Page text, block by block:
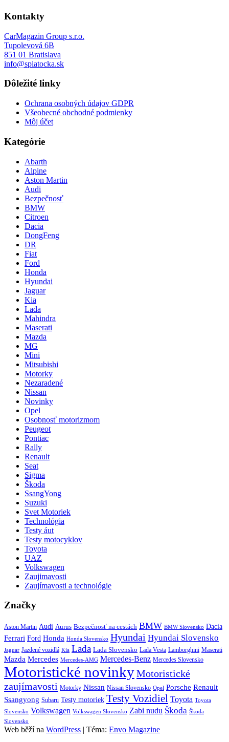
Kontakty
CarMagazin Group s.r.o.
Tupolevová 6B
851 01 Bratislava
info@spiatocka.sk
Dôležité linky
Ochrana osobných údajov GDPR
Všeobecné obchodné podmienky
Môj účet
Kategórie
Abarth
Alpine
Aston Martin
Audi
Bezpečnosť
BMW
Citroen
Dacia
DongFeng
DR
Fiat
Ford
Honda
Hyundai
Jaguar
Kia
Lada
Mahindra
Maserati
Mazda
MG
Mini
Mitsubishi
Motorky
Nezaradené
Nissan
Novinky
Opel
Osobnosť motorizmom
Peugeot
Pontiac
Rally
Renault
Seat
Sigma
Škoda
SsangYong
Suzuki
Svet Motoriek
Technológia
Testy áut
Testy motocyklov
Toyota
UAZ
Volkswagen
Zaujimavosti
Zaujímavosti a technológie
Značky
Aston Martin Audi Aurus Bezpečnosť na cestách BMW BMW Slovensko Dacia
Ferrari Ford Honda Honda Slovensko Hyundai Hyundai Slovensko
Jaguar Jazdené vozidlá Kia Lada Lada Slovensko Lada Vesta Lamborghini Maserati
Mazda Mercedes Mercedes-AMG Mercedes-Benz Mercedes Slovensko
Motoristické novinkyMotoristické
zaujímavosti Motorky Nissan Nissan Slovensko Opel Porsche Renault
Ssangyong Subaru Testy motoriek Testy Vozidiel Toyota Toyota
Slovensko Volkswagen Volkswagen Slovensko Zabi nudu Škoda Škoda
Slovensko
Web běží na WordPress | Téma: Envo Magazine